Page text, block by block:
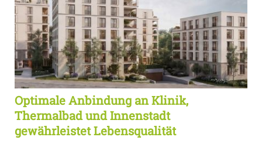
Optimale Anbindung an Klinik,
Thermalbad und Innenstadt
gewährleistet Lebensqualität